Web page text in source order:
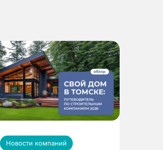
Новости компаний